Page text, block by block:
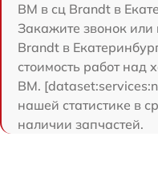
BM в сц Brandt в
Закажите звонок или
Brandt в
стоимость работ над
BM.
нашей статистике в
наличии запчастей.